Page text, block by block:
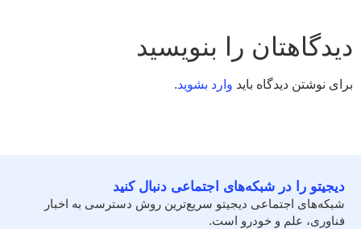
دیدگاهتان را بنویسید
برای نوشتن دیدگاه باید وارد بشوید.
دیجیتو را در شبکه‌های اجتماعی دنبال کنید
شبکه‌های اجتماعی دیجیتو سریع‌ترین روش دسترسی به اخبار
فناوری، علم و خودرو است.